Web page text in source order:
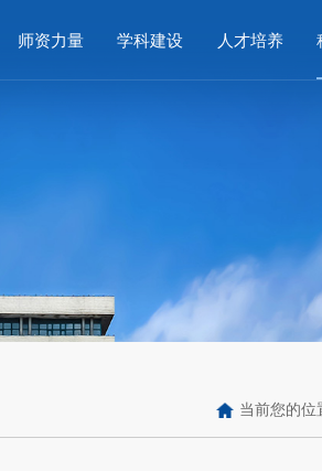
师资力量 学科建设 人才培养
当前您的位